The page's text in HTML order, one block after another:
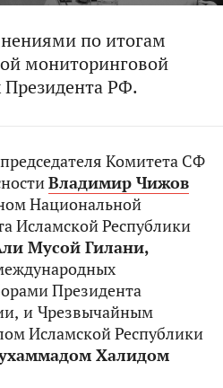
по итогам
мониторинговой
РФ.
Комитета СФ
Владимир Чижов
Национальной
Исламской Республики
Мусой Гилани,
Президента
и Чрезвычайным
Исламской Республики
Халидом